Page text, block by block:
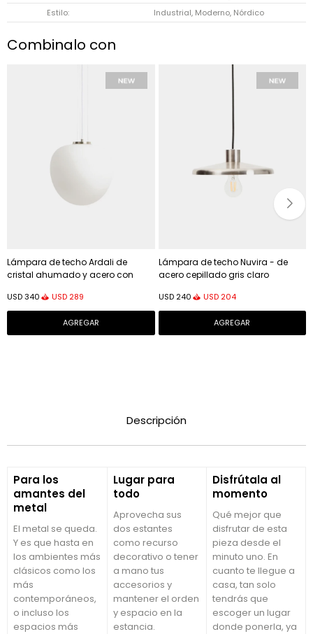
Estilo
Industrial, Moderno, Nórdico
Combinalo con
Lámpara de techo Ardali de
cristal ahumado y acero con
USD340 USD 289
Lámpara de techo Nuvira - de
acero cepillado gris claro
USD 240 USD 204
Descripción
Para los
amantes del
metal
El metal se queda.
Y es que hasta en
los ambientes más
clásicos como los
más
contemporáneos,
o incluso los
espacios más
Lugar para
todo
Aprovecha sus
dos estantes
como recurso
decorativo o tener
a mano tus
accesorios y
mantener el orden
y espacio en la
estancia.
Disfrútala al
momento
Qué mejor que
disfrutar de esta
pieza desde el
minuto uno. En
cuanto te llegue a
casa, tan solo
tendrás que
escoger un lugar
donde ponerla, ya